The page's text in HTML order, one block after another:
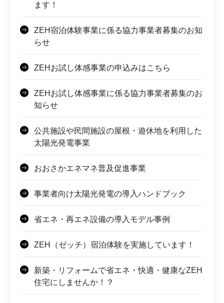
ます！
ZEH宿泊体験事業に係る協力事業者募集のお知
らせ
ZEHお試し体感事業の申込みはこちら
ZEHお試し体感事業に係る協力事業者募集のお
知らせ
公共施設や民間施設の屋根・遊休地を利用した
太陽光発電事業
おおさかエネマネ普及促進事業
事業者向け太陽光発電の導入ハンドブック
省エネ・再エネ設備の導入モデル事例
ZEH（ゼッチ）宿泊体験を実施しています！
新築・リフォームで省エネ・快適・健康なZEH
住宅にしませんか！？